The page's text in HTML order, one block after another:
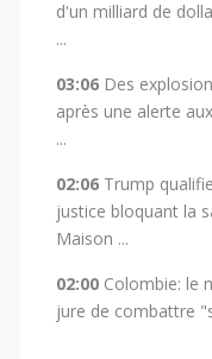
d'un milliard de
...
03:06 Des
après une alerte
...
02:06 Trump
justice bloquant la
Maison ...
02:00 Colombie: le
jure de combattre